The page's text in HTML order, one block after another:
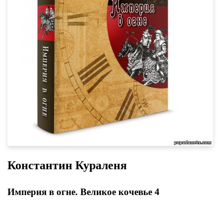
Константин Кураленя
Империя в огне. Великое кочевье 4